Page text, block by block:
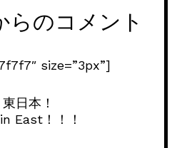
らのコメント
size=”3px”]
日本！
East！！！